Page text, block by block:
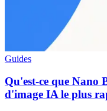
Guides
Qu'est-ce que Nano
d'image IA le plus